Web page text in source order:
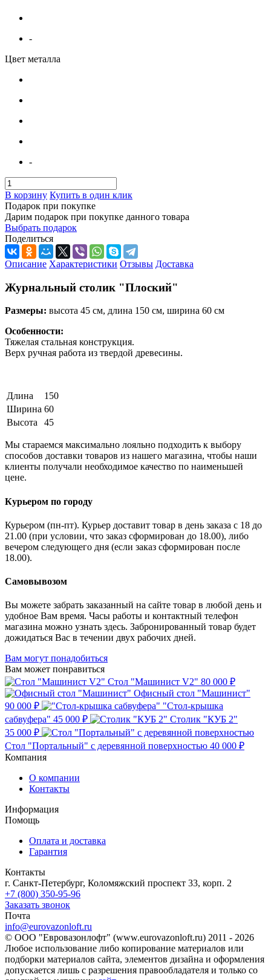
-
Цвет металла
-
В корзину Купить в один клик
Подарок при покупке
Дарим подарок при покупке данного товара
Выбрать подарок
Поделиться
Описание Характеристики Отзывы Доставка
Журнальный столик "Плоский"
Размеры: высота 45 см, длина 150 см, ширина 60 см
Особенности:
Тяжелая стальная конструкция.
Верх ручная работа из твердой древесины.
Длина
150
Ширина 60
Высота
45
Мы стараемся максимально лояльно подходить к выбору
способов доставки товаров из нашего магазина, чтобы наши
клиенты получали необходимое качество по наименьшей
цене.
Курьером по городу
Курьером (пн-пт). Курьер доставит товар в день заказа с 18 до
21.00 (при условии, что заказ сформирован до 18.00), либо
вечером следующего дня (если заказ сформирован после
18.00).
Самовывозом
Вы можете забрать заказанный на сайте товар в любой день и
удобное Вам время. Часы работы и контактный телефон
магазина можно узнать здесь. Забронированный товар будет
дожидаться Вас в течении двух рабочих дней.
Вам могут понадобиться
Вам может понравиться
Стол "Машинист V2" 80 000 ₽
Офисный стол "Машинист"
90 000 ₽
"Стол-крышка
сабвуфера" 45 000 ₽
Столик "КУБ 2"
35 000 ₽
Стол "Портальный" с деревянной поверхностью 40 000 ₽
Компания
О компании
Контакты
Информация
Помощь
Оплата и доставка
Гарантия
Контакты
г. Санкт-Петербург, Коломяжский проспект 33, корп. 2
+7 (800) 350-95-96
Заказать звонок
Почта
info@eurovazonloft.ru
© ООО "Евровазонлофт" (www.eurovazonloft.ru) 2011 - 2026
Любое использование либо копирование материалов или
подборки материалов сайта, элементов дизайна и оформления
допускается лишь с разрешения правообладателя и только со